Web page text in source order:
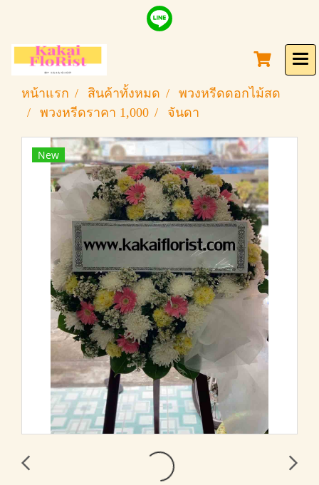
หน้าแรก สินค้าทั้งหมด
พวงหรีดดอกไม้สด
พวงหรีดราคา 1,000
จันดา
New